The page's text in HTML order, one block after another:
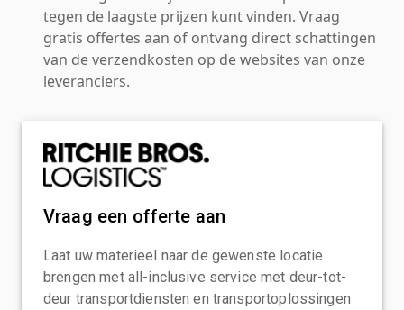
tegen de laagste prijzen kunt vinden. Vraag
gratis offertes aan of ontvang direct schattingen
van de verzendkosten op de websites van onze
leveranciers.
Vraag een offerte aan
Laat uw materieel naar de gewenste locatie
brengen met all-inclusive service met deur-tot-
deur transportdiensten en transportoplossingen